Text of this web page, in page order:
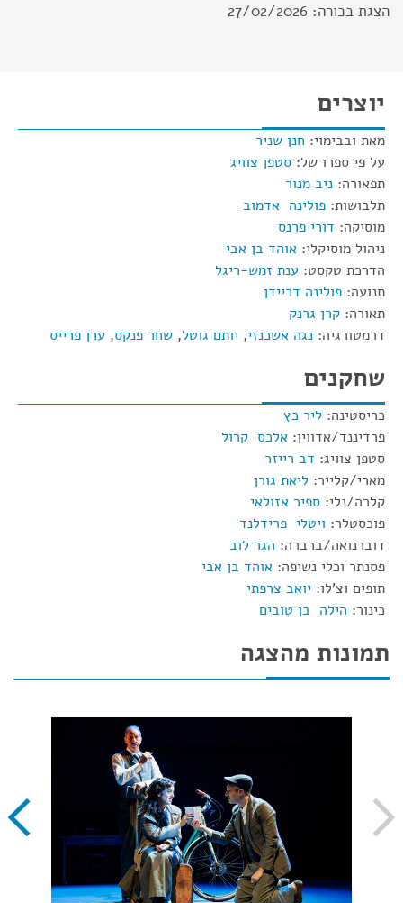
הצגת בכורה: 27/02/2026
יוצרים
מאת ובבימוי: חנן שניר
על פי ספרו של: סטפן צוויג
תפאורה: ניב מנור
תלבושות: פולינה אדמוב
מוסיקה: דורי פרנס
ניהול מוסיקלי: אוהד בן אבי
הדרכת טקסט: ענת זמש-ריגל
תנועה: פולינה דריידן
תאורה: קרן גרנק
דרמטורגיה: נגה אשכנזי, יותם גוטל, שחר פנקס, ערן פרייס
שחקנים
כריסטינה: ליר כץ
פרדיננד/אדווין: אלכס קרול
סטפן צוויג: דב רייזר
מארי/קלייר: ליאת גורן
קלרה/נלי: ספיר אזולאי
פוכסטלר: ויטלי פרידלנד
דוברנואה/ברברה: הגר לוב
פסנתר וכלי נשיפה: אוהד בן אבי
תופים וצ'לו: יואב צרפתי
כינור: הילה בן טובים
תמונות מהצגה